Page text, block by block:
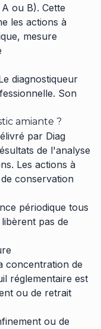
ou B). Cette
les actions à
mesure
diagnostiqueur
Son
amiante ?
par Diag
de l'analyse
Les actions à
conservation
périodique tous
pas de
concentration de
réglementaire est
ou de retrait
ou de